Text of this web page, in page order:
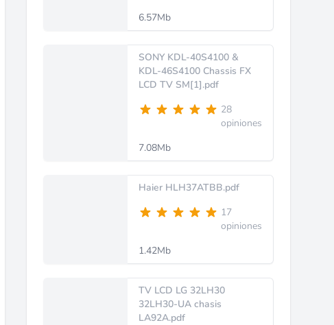
6.57Mb
SONY KDL-40S4100 &
KDL-46S4100 Chassis FX
LCD TV SM[1].pdf
28
opiniones
7.08Mb
Haier HLH37ATBB.pdf
17
opiniones
1.42Mb
TV LCD LG 32LH30
32LH30-UA chasis
LA92A.pdf